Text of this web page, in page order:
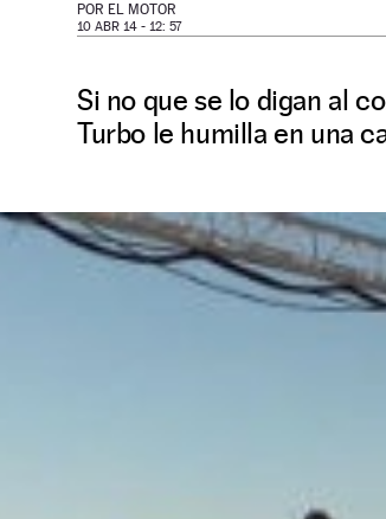
POR EL MOTOR
10 ABR 14 - 12: 57
Si no que se lo digan al
Turbo le humilla en una